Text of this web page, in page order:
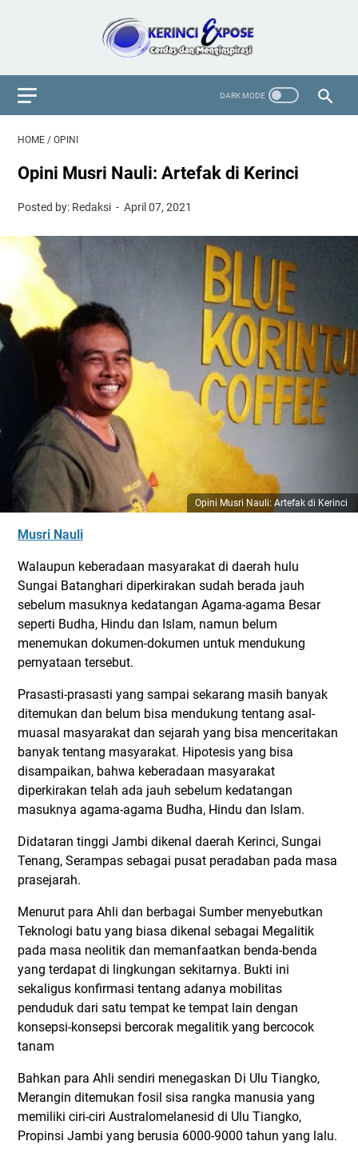
HOME / OPINI
Opini Musri Nauli: Artefak di Kerinci
Posted by: Redaksi April 07, 2021
Opini Musri Nauli: Artefak di Kerinci
Musri Nauli
Walaupun keberadaan masyarakat di daerah hulu
Sungai Batanghari diperkirakan sudah berada jauh
sebelum masuknya kedatangan Agama-agama Besar
seperti Budha, Hindu dan Islam, namun belum
menemukan dokumen-dokumen untuk mendukung
pernyataan tersebut.
Prasasti-prasasti yang sampai sekarang masih banyak
ditemukan dan belum bisa mendukung tentang asal-
muasal masyarakat dan sejarah yang bisa menceritakan
banyak tentang masyarakat. Hipotesis yang bisa
disampaikan, bahwa keberadaan masyarakat
diperkirakan telah ada jauh sebelum kedatangan
masuknya agama-agama Budha, Hindu dan Islam.
Didataran tinggi Jambi dikenal daerah Kerinci, Sungai
Tenang, Serampas sebagai pusat peradaban pada masa
prasejarah.
Menurut para Ahli dan berbagai Sumber menyebutkan
Teknologi batu yang biasa dikenal sebagai Megalitik
pada masa neolitik dan memanfaatkan benda-benda
yang terdapat di lingkungan sekitarnya. Bukti ini
sekaligus konfirmasi tentang adanya mobilitas
penduduk dari satu tempat ke tempat lain dengan
konsepsi-konsepsi bercorak megalitik yang bercocok
tanam
Bahkan para Ahli sendiri menegaskan Di Ulu Tiangko,
Merangin ditemukan fosil sisa rangka manusia yang
memiliki ciri-ciri Australomelanesid di Ulu Tiangko,
Propinsi Jambi yang berusia 6000-9000 tahun yang lalu.